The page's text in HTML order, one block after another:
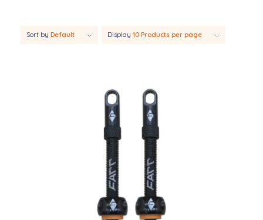
Sort by Default Display 10 Products per page